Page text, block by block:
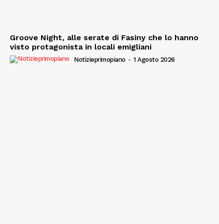
Groove Night, alle serate di Fasiny che lo hanno
visto protagonista in locali emigliani
Notizieprimopiano - 1 Agosto 2026